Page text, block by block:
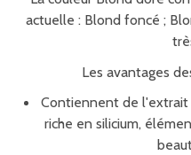
actuelle : Blond foncé ;
Les avantages
Contiennent de
riche en silicium,